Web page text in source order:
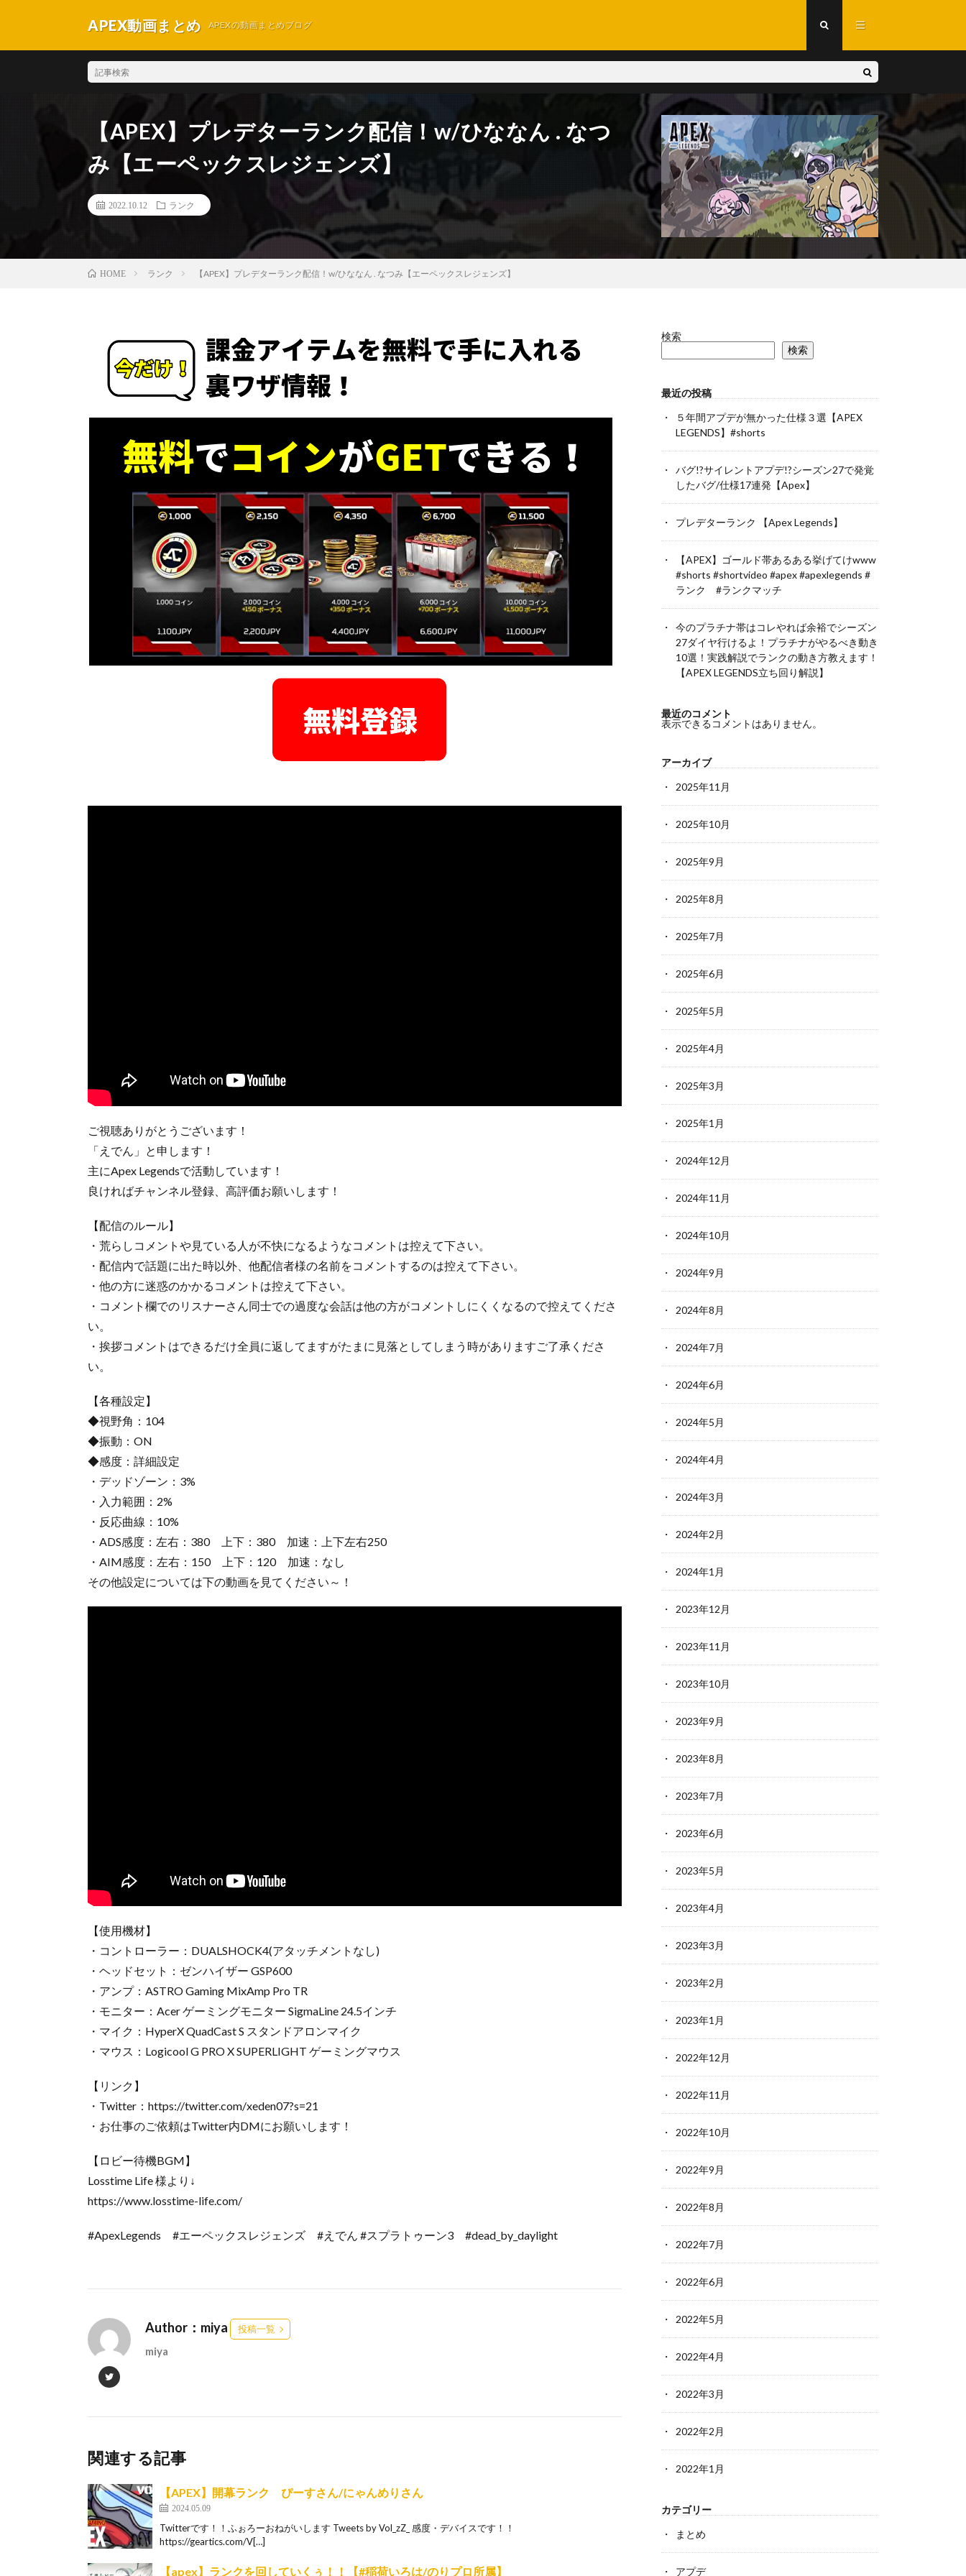
APEX動画まとめ APEXの動画まとめブログ
【APEX】プレデターランク配信！w/ひななん . なつ
み【エーペックスレジェンズ】
2022.10.12 ランク
HOME ランク 【APEX】プレデターランク配信！w/ひななん . なつみ【エーペックスレジェンズ】
ご視聴ありがとうございます！
「えでん」と申します！
主にApex Legendsで活動しています！
良ければチャンネル登録、高評価お願いします！
【配信のルール】
・荒らしコメントや見ている人が不快になるようなコメントは控えて下さい。
・配信内で話題に出た時以外、他配信者様の名前をコメントするのは控えて下さい。
・他の方に迷惑のかかるコメントは控えて下さい。
・コメント欄でのリスナーさん同士での過度な会話は他の方がコメントしにくくなるので控えてくださ
い。
・挨拶コメントはできるだけ全員に返してますがたまに見落としてしまう時がありますご了承くださ
い。
【各種設定】
◆視野角：104
◆振動：ON
◆感度：詳細設定
・デッドゾーン：3%
・入力範囲：2%
・反応曲線：10%
・ADS感度：左右：380 上下：380 加速：上下左右250
・AIM感度：左右：150 上下：120 加速：なし
その他設定については下の動画を見てください～！
【使用機材】
・コントローラー：DUALSHOCK4(アタッチメントなし)
・ヘッドセット：ゼンハイザー GSP600
・アンプ：ASTRO Gaming MixAmp Pro TR
・モニター：Acer ゲーミングモニター SigmaLine 24.5インチ
・マイク：HyperX QuadCast S スタンドアロンマイク
・マウス：Logicool G PRO X SUPERLIGHT ゲーミングマウス
【リンク】
・Twitter：https://twitter.com/xeden07?s=21
・お仕事のご依頼はTwitter内DMにお願いします！
【ロビー待機BGM】
Losstime Life 様より↓
https://www.losstime-life.com/
#ApexLegends #エーペックスレジェンズ #えでん #スプラトゥーン3 #dead_by_daylight
Author：miya 投稿一覧
miya
関連する記事
【APEX】開幕ランク ぴーすさん/にゃんめりさん
2024.05.09
Twitterです！！ふぉろーおねがいします Tweets by Vol_zZ_ 感度・デバイスです！！
https://geartics.com/V[…]
【apex】ランクを回していくぅ！！【#稲荷いろは/のりプロ所属】
検索
検索
最近の投稿
５年間アプデが無かった仕様３選【APEX
LEGENDS】#shorts
バグ!?サイレントアプデ!?シーズン27で発覚
したバグ/仕様17連発【Apex】
プレデターランク 【Apex Legends】
【APEX】ゴールド帯あるある挙げてけwww
#shorts #shortvideo #apex #apexlegends #
ランク #ランクマッチ
今のプラチナ帯はコレやれば余裕でシーズン
27ダイヤ行けるよ！プラチナがやるべき動き
10選！実践解説でランクの動き方教えます！
【APEX LEGENDS立ち回り解説】
最近のコメント
表示できるコメントはありません。
アーカイブ
2025年11月
2025年10月
2025年9月
2025年8月
2025年7月
2025年6月
2025年5月
2025年4月
2025年3月
2025年1月
2024年12月
2024年11月
2024年10月
2024年9月
2024年8月
2024年7月
2024年6月
2024年5月
2024年4月
2024年3月
2024年2月
2024年1月
2023年12月
2023年11月
2023年10月
2023年9月
2023年8月
2023年7月
2023年6月
2023年5月
2023年4月
2023年3月
2023年2月
2023年1月
2022年12月
2022年11月
2022年10月
2022年9月
2022年8月
2022年7月
2022年6月
2022年5月
2022年4月
2022年3月
2022年2月
2022年1月
カテゴリー
まとめ
アプデ